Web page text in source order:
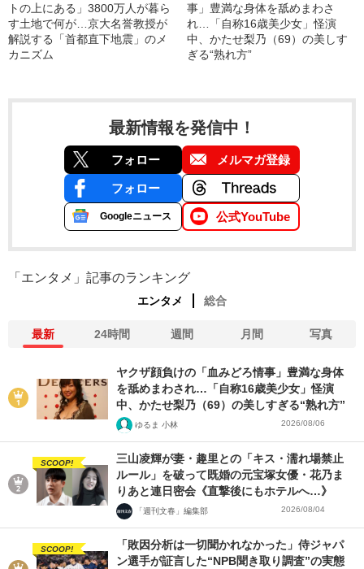
トの上にある」3800万人が暮ら
す土地で何が…京大名誉教授が
解説する「首都直下地震」のメ
カニズム
事」豊満な身体を舐めまわさ
れ…「自称16歳美少女」怪演
中、かたせ梨乃（69）の美しす
ぎる“熟れ方”
最新情報を発信中！
フォロー メルマガ登録
フォロー
Googleニュース 公式YouTube
「エンタメ」記事のランキング
エンタメ 総合
最新 24時間 週間 月間 写真
ヤクザ顔負けの「血みどろ情事」豊満な身体
を舐めまわされ…「自称16歳美少女」怪演
中、かたせ梨乃（69）の美しすぎる“熟れ方”
ゆるま 小林 2026/08/06
SCOOP!
三山凌輝が妻・趣里との「キス・濡れ場禁止
ルール」を破って既婚の元宝塚女優・花乃ま
りあと連日密会《直撃後にもホテルへ…》
「週刊文春」編集部 2026/08/04
SCOOP!
「敗因分析は一切聞かれなかった」侍ジャパ
ン選手が証言した“NPB聞き取り調査”の実態